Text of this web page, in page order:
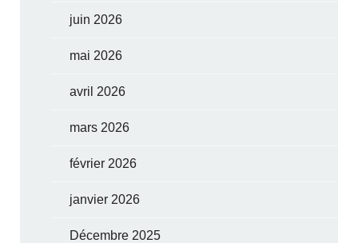
juin 2026
mai 2026
avril 2026
mars 2026
février 2026
janvier 2026
Décembre 2025